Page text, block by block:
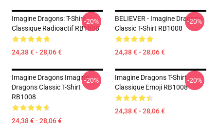
Imagine Dragons: T-Shirt
Classique Radioactif RB1008
24,38 € - 28,06 €
-20%
BELIEVER - Imagine Dragons
Classic T-Shirt RB1008
24,38 € - 28,06 €
-20%
Imagine Dragons Imagine
Dragons Classic T-Shirt
RB1008
24,38 € - 28,06 €
-20%
Imagine Dragons T-Shirt
Classique Emoji RB1008
24,38 € - 28,06 €
-20%